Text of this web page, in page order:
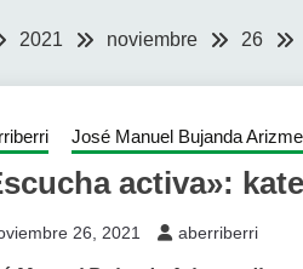
2021 noviembre 26
José Manuel Bujanda
activa»:
26, 2021 aberriberri